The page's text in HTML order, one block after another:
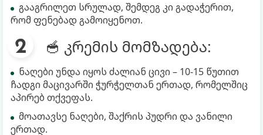
გააგრილეთ სრულად, შემდეგ კი გადაჭერით,
რომ ფენებად გამოიყენოთ.
🥣 კრემის მომზადება:
ნაღები უნდა იყოს ძალიან ცივი – 10-15 წუთით
ჩადგი მაცივარში ჭურჭელთან ერთად, რომელშიც
აპირებ თქვეფას.
მოათავსე ნაღები, შაქრის პუდრი და ვანილი
ერთად.